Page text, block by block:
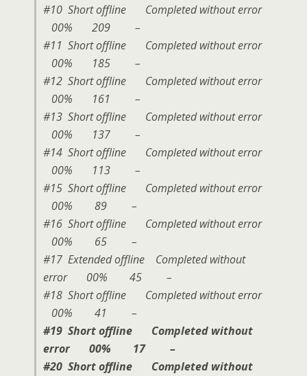
#10 Short offline Completed without error
00% 209 –
#11 Short offline Completed without error
00% 185 –
#12 Short offline Completed without error
00% 161 –
#13 Short offline Completed without error
00% 137 –
#14 Short offline Completed without error
00% 113 –
#15 Short offline Completed without error
00% 89 –
#16 Short offline Completed without error
00% 65 –
#17 Extended offline Completed without
error 00% 45 –
#18 Short offline Completed without error
00% 41 –
#19 Short offline Completed without
error 00% 17 –
#20 Short offline Completed without